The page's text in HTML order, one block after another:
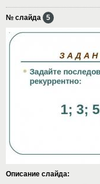
№ слайда 5
Описание слайда: